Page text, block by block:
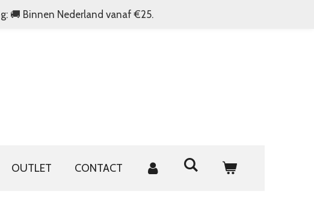
🚚 Binnen Nederland vanaf €25.
OUTLET CONTACT